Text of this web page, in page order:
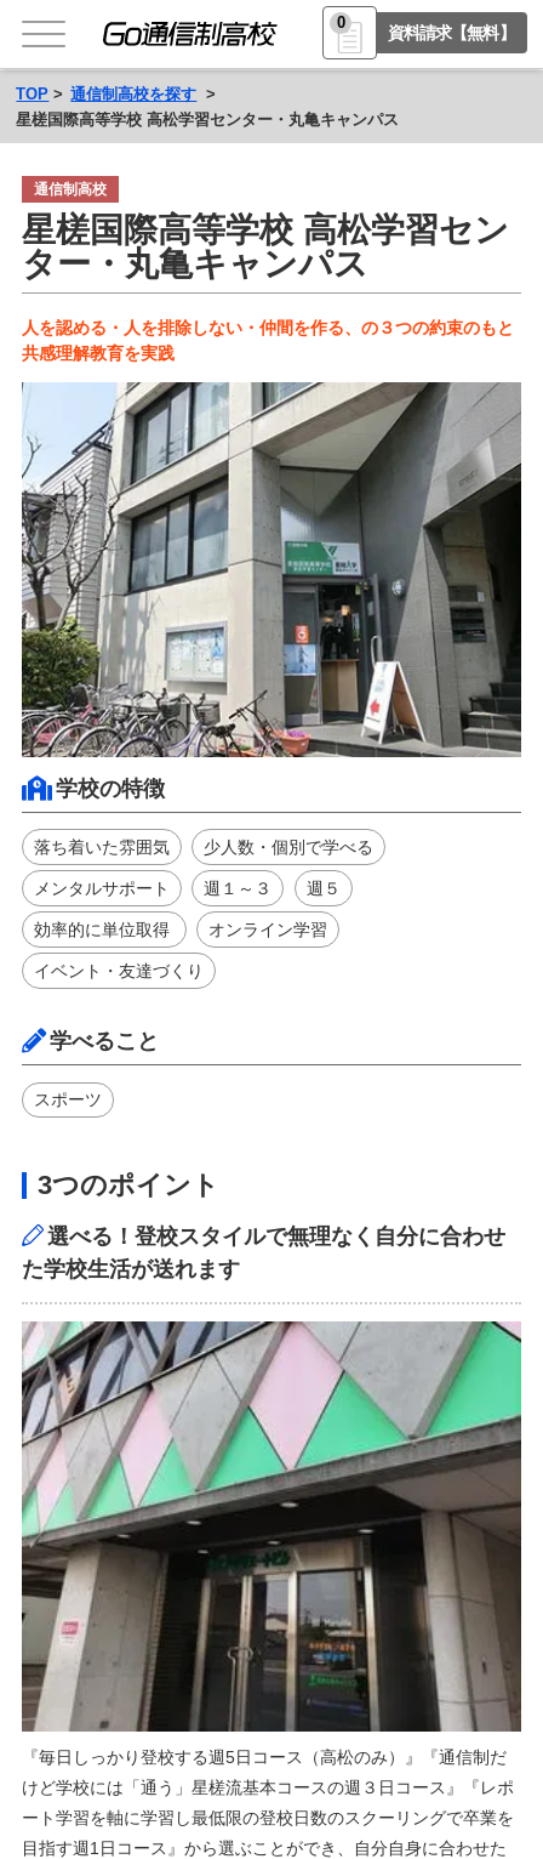
0
資料請求【無料】
TOP
通信制高校を探す
星槎国際高等学校 高松学習センター・丸亀キャンパス
通信制高校
星槎国際高等学校 高松学習セン
ター・丸亀キャンパス
人を認める・人を排除しない・仲間を作る、の３つの約束のもと
共感理解教育を実践
学校の特徴
落ち着いた雰囲気 少人数・個別で学べる
メンタルサポート 週１～３ 週５
効率的に単位取得 オンライン学習
イベント・友達づくり
学べること
スポーツ
3つのポイント
選べる！登校スタイルで無理なく自分に合わせ
た学校生活が送れます
『毎日しっかり登校する週5日コース（高松のみ）』『通信制だ
けど学校には「通う」星槎流基本コースの週３日コース』『レポ
ート学習を軸に学習し最低限の登校日数のスクーリングで卒業を
目指す週1日コース』から選ぶことができ、自分自身に合わせた